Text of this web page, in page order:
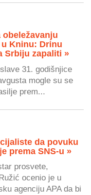
Kninu: Drinu
Srbiju zapaliti »
31. godišnjice
mogle su se
prem...
da povuku
prema SNS-u »
prosvete,
ocenio je u
agenciju APA da bi